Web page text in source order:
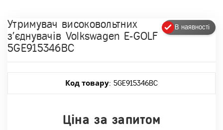
В наявності
Утримувач високовольтних
з'єднувачів Volkswagen E-GOLF
5GE915346BC
Код товару: 5GE915346BC
Ціна за запитом